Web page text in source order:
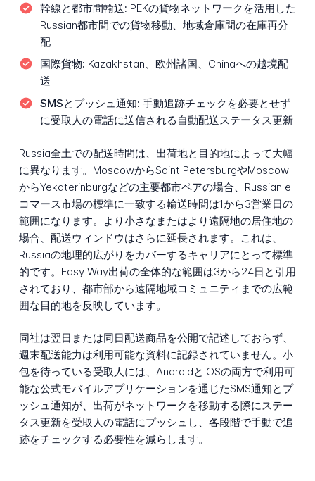
幹線と都市間輸送: PEKの貨物ネットワークを活用した
Russian都市間での貨物移動、地域倉庫間の在庫再分
配
国際貨物: Kazakhstan、欧州諸国、Chinaへの越境配
送
SMSとプッシュ通知: 手動追跡チェックを必要とせず
に受取人の電話に送信される自動配送ステータス更新
Russia全土での配送時間は、出荷地と目的地によって大幅
に異なります。MoscowからSaint PetersburgやMoscow
からYekaterinburgなどの主要都市ペアの場合、Russian e
コマース市場の標準に一致する輸送時間は1から3営業日の
範囲になります。より小さなまたはより遠隔地の居住地の
場合、配送ウィンドウはさらに延長されます。これは、
Russiaの地理的広がりをカバーするキャリアにとって標準
的です。Easy Way出荷の全体的な範囲は3から24日と引用
されており、都市部から遠隔地域コミュニティまでの広範
囲な目的地を反映しています。
同社は翌日または同日配送商品を公開で記述しておらず、
週末配送能力は利用可能な資料に記録されていません。小
包を待っている受取人には、AndroidとiOSの両方で利用可
能な公式モバイルアプリケーションを通じたSMS通知とプ
ッシュ通知が、出荷がネットワークを移動する際にステー
タス更新を受取人の電話にプッシュし、各段階で手動で追
跡をチェックする必要性を減らします。